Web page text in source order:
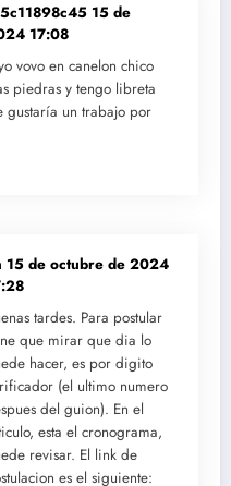
15 de
17:08
vovo en canelon chico
piedras y tengo libreta
gustaría un trabajo por
15 de octubre de 2024
tardes. Para postular
que mirar que dia lo
hacer, es por digito
(el ultimo numero
del guion). En el
esta el cronograma,
revisar. El link de
es el siguiente: